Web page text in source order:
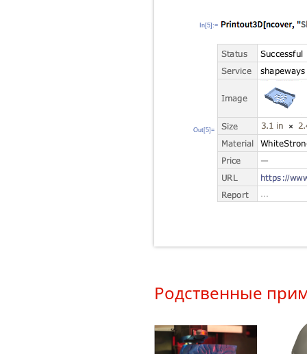
In[5]:=
Out[5]=
Родственные